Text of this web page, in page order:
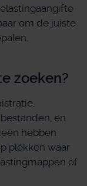
om de juiste
zoeken?
en
hebben
plekken waar
of